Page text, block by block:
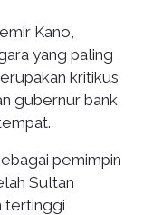
Kano,
yang paling
kritikus
gubernur bank
pemimpin
Sultan
tertinggi